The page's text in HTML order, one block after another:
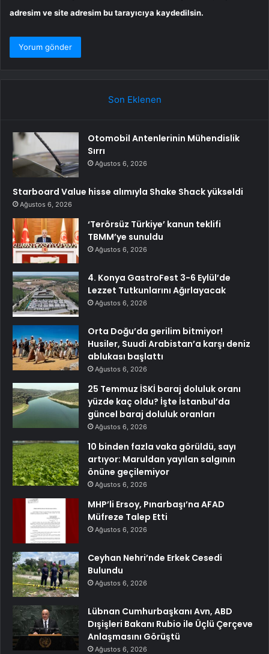
adresim ve site adresim bu tarayıcıya kaydedilsin.
Son Eklenen
Otomobil Antenlerinin Mühendislik
Sırrı
Ağustos 6, 2026
Starboard Value hisse alımıyla Shake Shack yükseldi
Ağustos 6, 2026
‘Terörsüz Türkiye’ kanun teklifi
TBMM’ye sunuldu
Ağustos 6, 2026
4. Konya GastroFest 3-6 Eylül’de
Lezzet Tutkunlarını Ağırlayacak
Ağustos 6, 2026
Orta Doğu’da gerilim bitmiyor!
Husiler, Suudi Arabistan’a karşı deniz
ablukası başlattı
Ağustos 6, 2026
25 Temmuz İSKİ baraj doluluk oranı
yüzde kaç oldu? İşte İstanbul’da
güncel baraj doluluk oranları
Ağustos 6, 2026
10 binden fazla vaka görüldü, sayı
artıyor: Maruldan yayılan salgının
önüne geçilemiyor
Ağustos 6, 2026
MHP’li Ersoy, Pınarbaşı’na AFAD
Müfreze Talep Etti
Ağustos 6, 2026
Ceyhan Nehri’nde Erkek Cesedi
Bulundu
Ağustos 6, 2026
Lübnan Cumhurbaşkanı Avn, ABD
Dışişleri Bakanı Rubio ile Üçlü Çerçeve
Anlaşmasını Görüştü
Ağustos 6, 2026